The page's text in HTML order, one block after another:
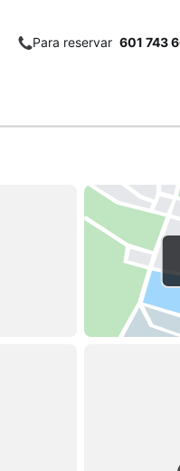
Para reservar 601 743